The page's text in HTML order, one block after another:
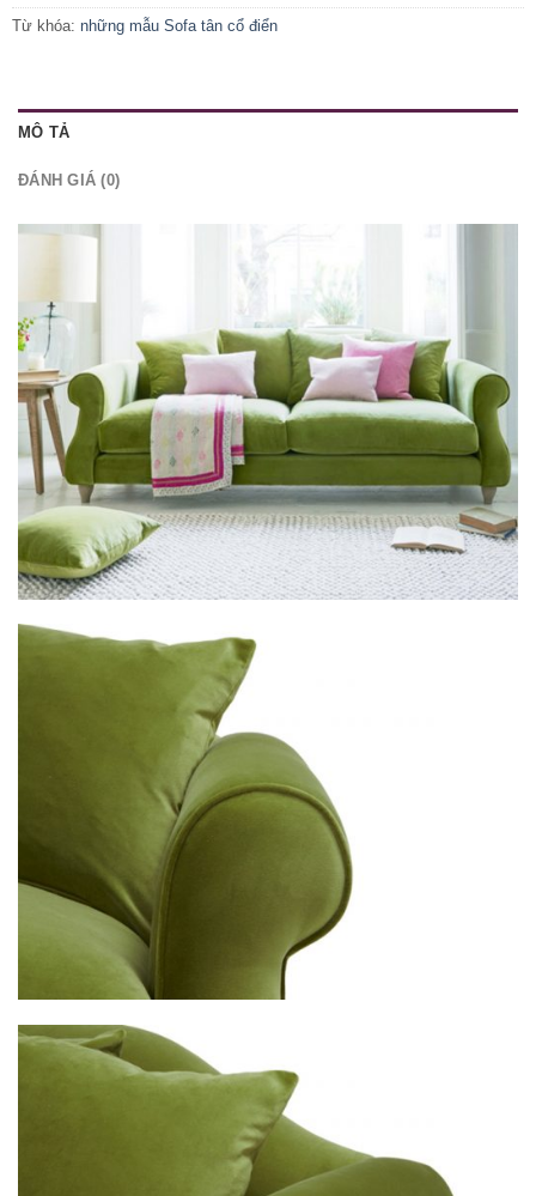
Từ khóa: những mẫu Sofa tân cổ điển
MÔ TẢ
ĐÁNH GIÁ (0)